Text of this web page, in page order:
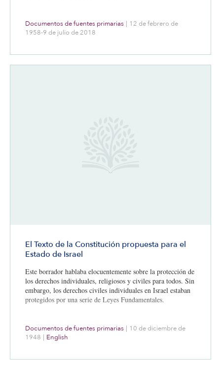
Documentos de fuentes primarias | 12 de febrero de
1958-9 de julio de 2018
El Texto de la Constitución propuesta para el
Estado de Israel
Este borrador hablaba elocuentemente sobre la protección de
los derechos individuales, religiosos y civiles para todos. Sin
embargo, los derechos civiles individuales en Israel estaban
protegidos por una serie de Leyes Fundamentales.
Documentos de fuentes primarias | 10 de diciembre de
1948 | English